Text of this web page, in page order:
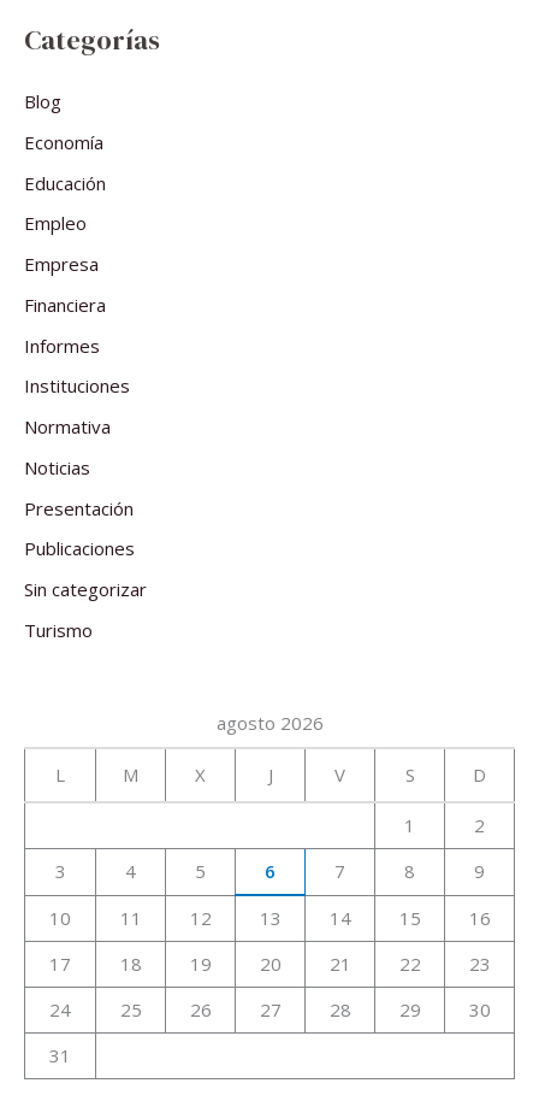
Categorías
Blog
Economía
Educación
Empleo
Empresa
Financiera
Informes
Instituciones
Normativa
Noticias
Presentación
Publicaciones
Sin categorizar
Turismo
agosto 2026
L M X J V S D
1
2
3
4 5 6 7 8
9
10
11 12 13 14 15
16
17
18 19 20 21 22
23
24
25 26 27 28 29
30
31